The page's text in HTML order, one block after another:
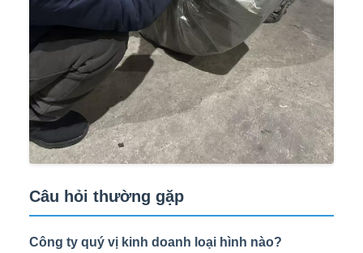
Câu hỏi thường gặp
Công ty quý vị kinh doanh loại hình nào?